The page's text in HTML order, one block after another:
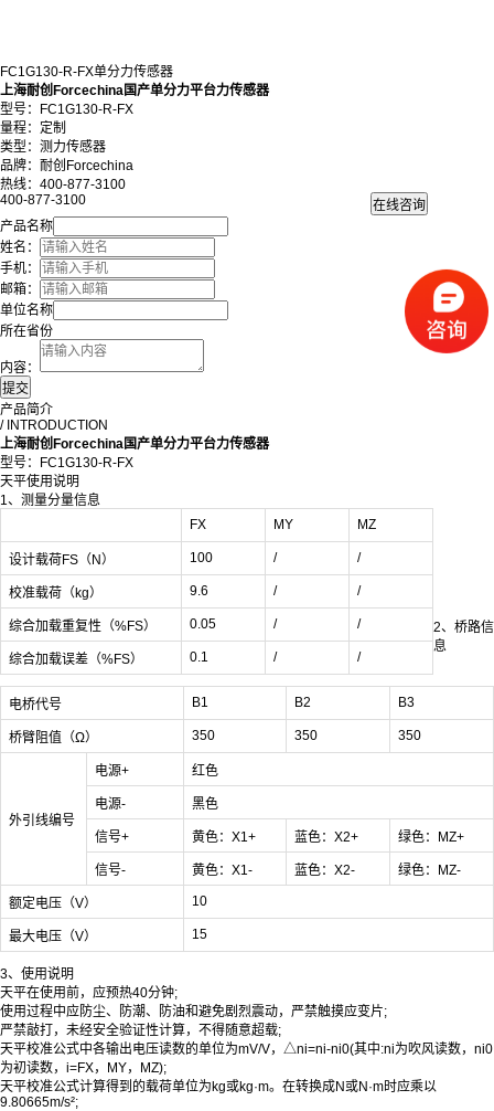
FC1G130-R-FX单分力传感器
上海耐创Forcechina国产单分力平台力传感器
型号：FC1G130-R-FX
量程：定制
类型：测力传感器
品牌：耐创Forcechina
热线：400-877-3100
400-877-3100
产品名称
姓名：
手机：
邮箱：
单位名称
所在省份
内容：
产品简介
/ INTRODUCTION
上海耐创Forcechina国产单分力平台力传感器
型号：FC1G130-R-FX
天平使用说明
1、测量分量信息
FX
MY MZ
设计载荷FS（N） 100 / /
校准载荷（kg） 9.6 / /
综合加载重复性（%FS） 0.05 / /
综合加载误差（%FS） 0.1 / /
2、桥路信
息
电桥代号 B1 B2 B3
桥臂阻值（Ω） 350 350 350
外引线编号
电源+ 红色
电源- 黑色
信号+ 黄色：X1+ 蓝色：X2+ 绿色：MZ+
信号- 黄色：X1- 蓝色：X2- 绿色：MZ-
额定电压（V） 10
最大电压（V） 15
3、使用说明
天平在使用前，应预热40分钟;
使用过程中应防尘、防潮、防油和避免剧烈震动，严禁触摸应变片;
严禁敲打，未经安全验证性计算，不得随意超载;
天平校准公式中各输出电压读数的单位为mV/V，△ni=ni-ni0(其中:ni为吹风读数，ni0
为初读数，i=FX，MY，MZ);
天平校准公式计算得到的载荷单位为kg或kg·m。在转换成N或N·m时应乘以
9.80665m/s²;